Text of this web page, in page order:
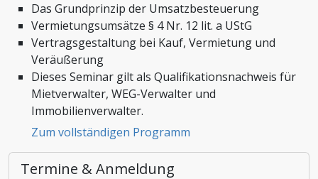
Steuern, Finanzen und Controlling
Stiftungen und Non-Profit Organisationen
Zoll und Außenhandel
Das Grundprinzip der Umsatzbesteuerung
Vermietungsumsätze § 4 Nr. 12 lit. a UStG
Vertragsgestaltung bei Kauf, Vermietung und
Veräußerung
Dieses Seminar gilt als Qualifikationsnachweis für
Mietverwalter, WEG-Verwalter und
Immobilienverwalter.
Zum vollständigen Programm
Termine & Anmeldung